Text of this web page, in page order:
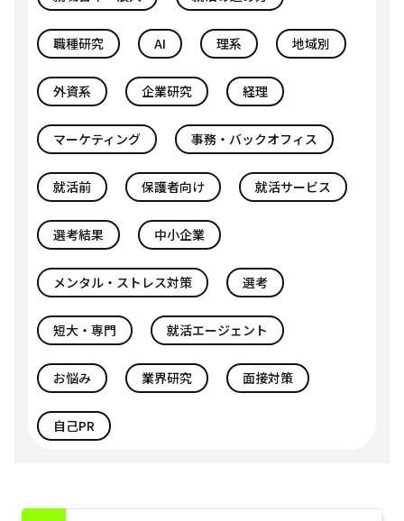
職種研究 AI 理系 地域別
外資系 企業研究 経理
マーケティング 事務・バックオフィス
就活前 保護者向け 就活サービス
選考結果 中小企業
メンタル・ストレス対策 選考
短大・専門 就活エージェント
お悩み 業界研究 面接対策
自己PR